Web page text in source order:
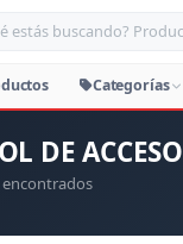
Productos
DE ACCESO